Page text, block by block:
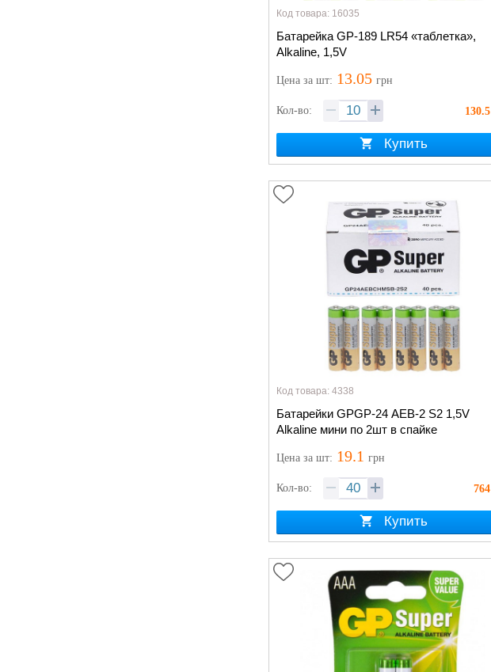
Код товара: 16035
Батарейка GP-189 LR54 «таблетка»,
Alkaline, 1,5V
Цена за шт: 13.05 грн
Кол-во: 130.5
Купить
Код товара: 4338
Батарейки GPGP-24 АЕВ-2 S2 1,5V
Alkaline мини по 2шт в спайке
Цена за шт: 19.1 грн
Кол-во: 764
Купить